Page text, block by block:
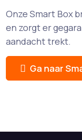
Onze Smart Box
en zorgt er
aandacht trekt.
Ga naar